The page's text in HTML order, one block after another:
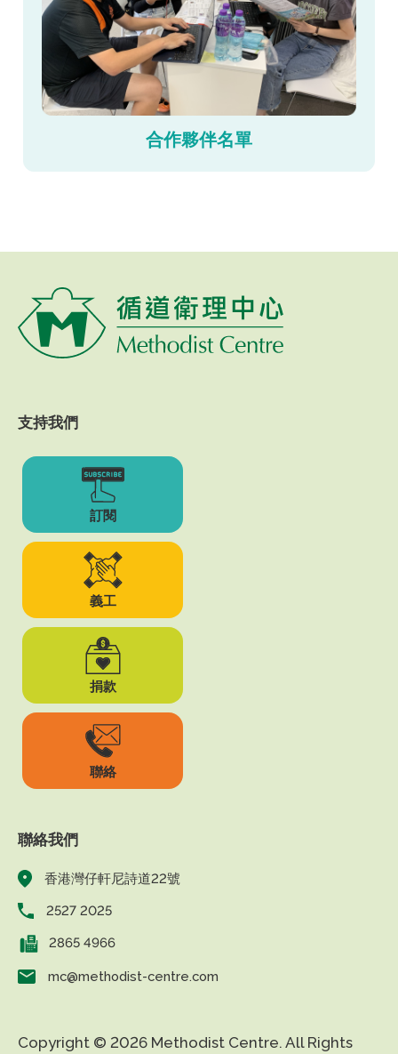
合作夥伴名單
支持我們
訂閱
義工
捐款
聯絡
聯絡我們
香港灣仔軒尼詩道22號
2527 2025
2865 4966
mc@methodist-centre.com
Copyright © 2026 Methodist Centre. All Rights